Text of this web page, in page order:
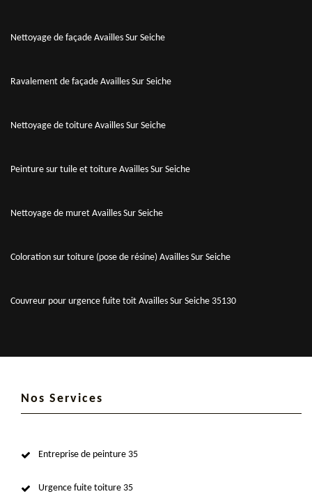
Nettoyage de façade Availles Sur Seiche
Ravalement de façade Availles Sur Seiche
Nettoyage de toiture Availles Sur Seiche
Peinture sur tuile et toiture Availles Sur Seiche
Nettoyage de muret Availles Sur Seiche
Coloration sur toiture (pose de résine) Availles Sur Seiche
Couvreur pour urgence fuite toit Availles Sur Seiche 35130
Nos Services
Entreprise de peinture 35
Urgence fuite toiture 35